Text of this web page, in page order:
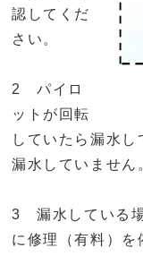
認してくだ
さい。
2 パイロ
ットが回転
していたら漏水
漏水していません
3 漏水している
に修理（有料）を